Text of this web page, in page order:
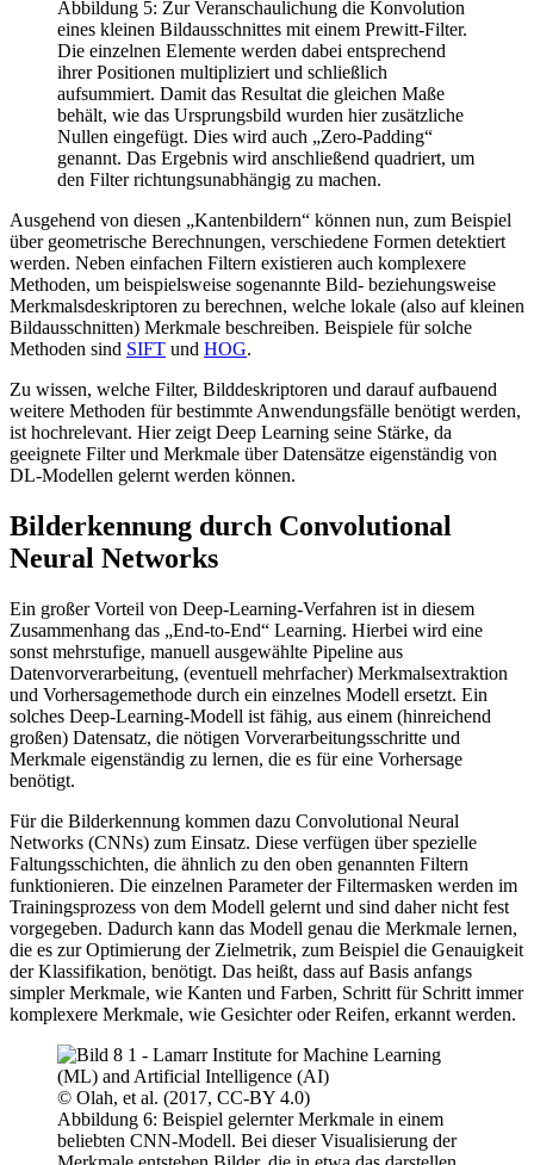
Abbildung 5: Zur Veranschaulichung die Konvolution
eines kleinen Bildausschnittes mit einem Prewitt-Filter.
Die einzelnen Elemente werden dabei entsprechend
ihrer Positionen multipliziert und schließlich
aufsummiert. Damit das Resultat die gleichen Maße
behält, wie das Ursprungsbild wurden hier zusätzliche
Nullen eingefügt. Dies wird auch „Zero-Padding“
genannt. Das Ergebnis wird anschließend quadriert, um
den Filter richtungsunabhängig zu machen.
Ausgehend von diesen „Kantenbildern“ können nun, zum Beispiel
über geometrische Berechnungen, verschiedene Formen detektiert
werden. Neben einfachen Filtern existieren auch komplexere
Methoden, um beispielsweise sogenannte Bild- beziehungsweise
Merkmalsdeskriptoren zu berechnen, welche lokale (also auf kleinen
Bildausschnitten) Merkmale beschreiben. Beispiele für solche
Methoden sind SIFT und HOG.
Zu wissen, welche Filter, Bilddeskriptoren und darauf aufbauend
weitere Methoden für bestimmte Anwendungsfälle benötigt werden,
ist hochrelevant. Hier zeigt Deep Learning seine Stärke, da
geeignete Filter und Merkmale über Datensätze eigenständig von
DL-Modellen gelernt werden können.
Bilderkennung durch Convolutional
Neural Networks
Ein großer Vorteil von Deep-Learning-Verfahren ist in diesem
Zusammenhang das „End-to-End“ Learning. Hierbei wird eine
sonst mehrstufige, manuell ausgewählte Pipeline aus
Datenvorverarbeitung, (eventuell mehrfacher) Merkmalsextraktion
und Vorhersagemethode durch ein einzelnes Modell ersetzt. Ein
solches Deep-Learning-Modell ist fähig, aus einem (hinreichend
großen) Datensatz, die nötigen Vorverarbeitungsschritte und
Merkmale eigenständig zu lernen, die es für eine Vorhersage
benötigt.
Für die Bilderkennung kommen dazu Convolutional Neural
Networks (CNNs) zum Einsatz. Diese verfügen über spezielle
Faltungsschichten, die ähnlich zu den oben genannten Filtern
funktionieren. Die einzelnen Parameter der Filtermasken werden im
Trainingsprozess von dem Modell gelernt und sind daher nicht fest
vorgegeben. Dadurch kann das Modell genau die Merkmale lernen,
die es zur Optimierung der Zielmetrik, zum Beispiel die Genauigkeit
der Klassifikation, benötigt. Das heißt, dass auf Basis anfangs
simpler Merkmale, wie Kanten und Farben, Schritt für Schritt immer
komplexere Merkmale, wie Gesichter oder Reifen, erkannt werden.
© Olah, et al. (2017, CC-BY 4.0)
Abbildung 6: Beispiel gelernter Merkmale in einem
beliebten CNN-Modell. Bei dieser Visualisierung der